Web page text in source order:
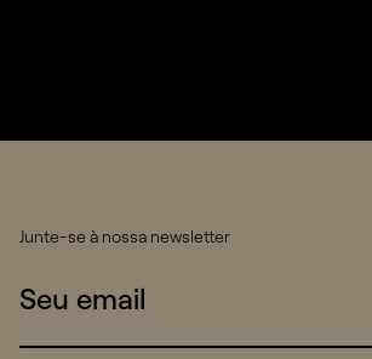
Junte-se à nossa newsletter